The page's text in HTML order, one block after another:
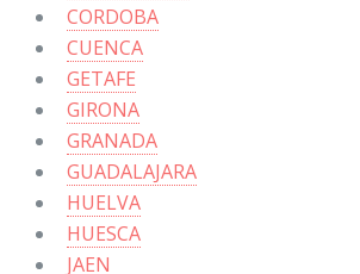
CORDOBA
CUENCA
GETAFE
GIRONA
GRANADA
GUADALAJARA
HUELVA
HUESCA
JAEN